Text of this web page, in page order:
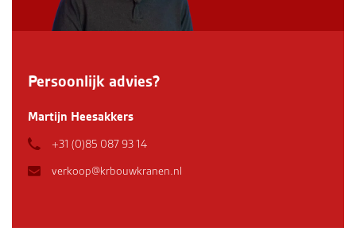
Persoonlijk advies?
Martijn Heesakkers
+31 (0)85 087 93 14
verkoop@krbouwkranen.nl